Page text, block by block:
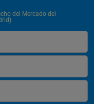
del Mercado del